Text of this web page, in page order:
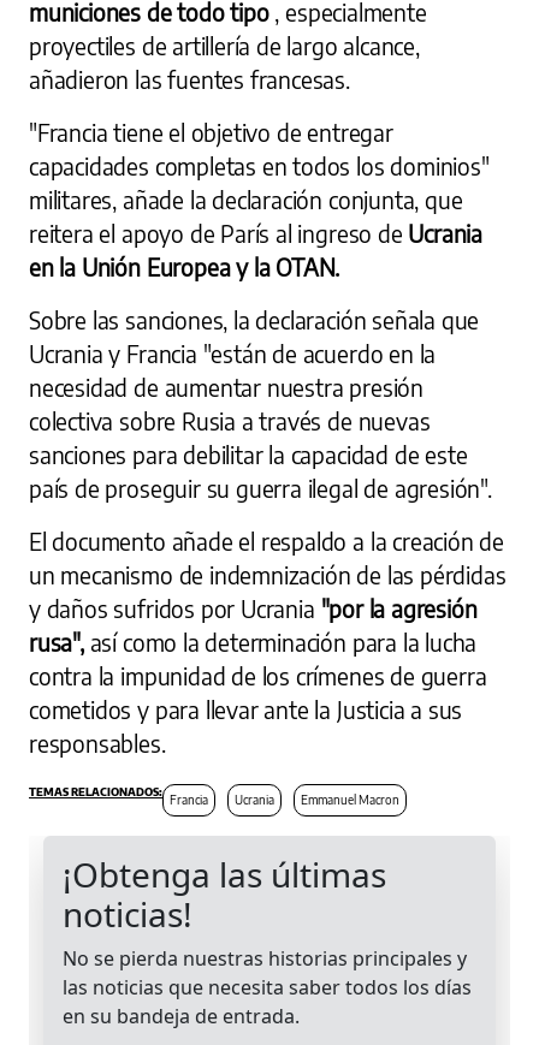
municiones de todo tipo , especialmente
proyectiles de artillería de largo alcance,
añadieron las fuentes francesas.
"Francia tiene el objetivo de entregar
capacidades completas en todos los dominios"
militares, añade la declaración conjunta, que
reitera el apoyo de París al ingreso de Ucrania
en la Unión Europea y la OTAN.
Sobre las sanciones, la declaración señala que
Ucrania y Francia "están de acuerdo en la
necesidad de aumentar nuestra presión
colectiva sobre Rusia a través de nuevas
sanciones para debilitar la capacidad de este
país de proseguir su guerra ilegal de agresión".
El documento añade el respaldo a la creación de
un mecanismo de indemnización de las pérdidas
y daños sufridos por Ucrania "por la agresión
rusa", así como la determinación para la lucha
contra la impunidad de los crímenes de guerra
cometidos y para llevar ante la Justicia a sus
responsables.
Francia Ucrania Emmanuel Macron